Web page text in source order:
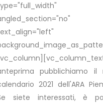
pubblichiamo il
2021 dell'ARA
siete interessati, è